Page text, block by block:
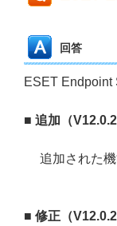
回答
ESET Endpoint
■ 追加（
追加された
■ 修正（